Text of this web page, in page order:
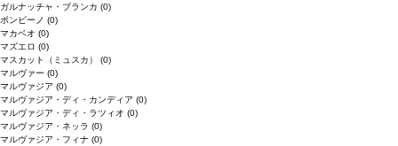
ガルナッチャ・ブランカ (0)
ボンビーノ (0)
マカベオ (0)
マズエロ (0)
マスカット（ミュスカ） (0)
マルヴァー (0)
マルヴァジア (0)
マルヴァジア・ディ・カンディア (0)
マルヴァジア・ディ・ラツィオ (0)
マルヴァジア・ネッラ (0)
マルヴァジア・フィナ (0)